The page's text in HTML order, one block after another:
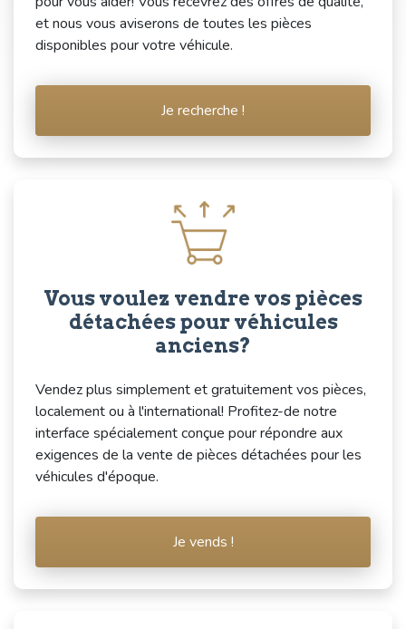
et nous vous aviserons de toutes les pièces
disponibles pour votre véhicule.
Je recherche !
Vous voulez vendre vos pièces
détachées pour véhicules
anciens?
Vendez plus simplement et gratuitement vos pièces,
localement ou à l'international! Profitez-de notre
interface spécialement conçue pour répondre aux
exigences de la vente de pièces détachées pour les
véhicules d'époque.
Je vends !